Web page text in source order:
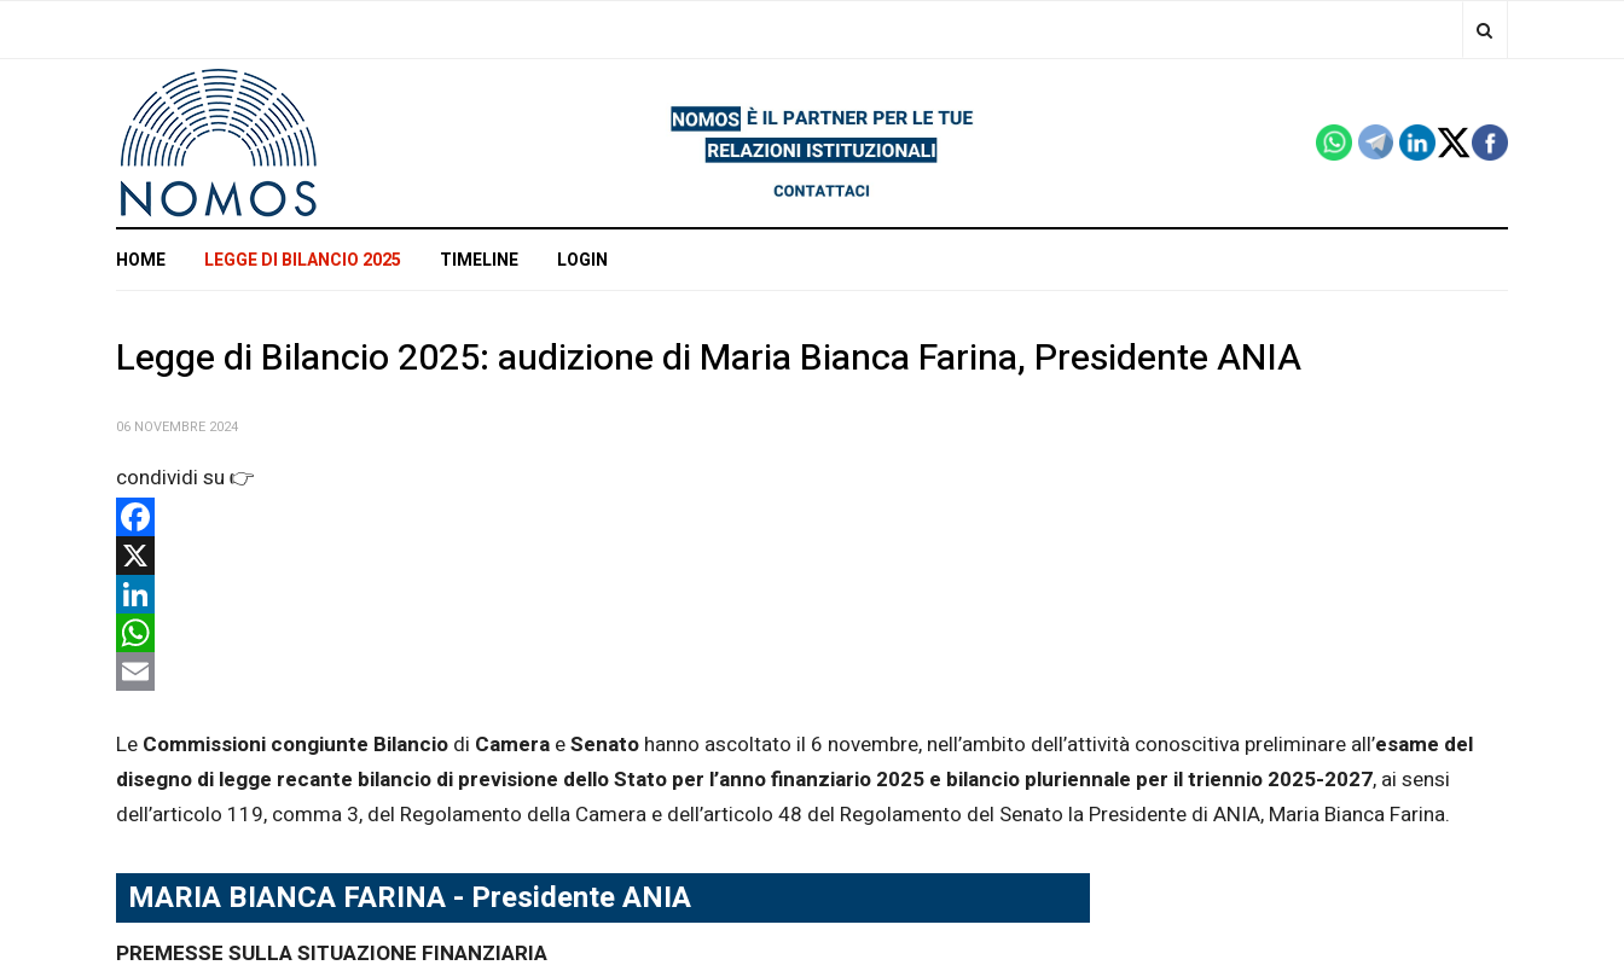
HOME LEGGE DI BILANCIO 2025 TIMELINE LOGIN
Legge di Bilancio 2025: audizione di Maria Bianca Farina, Presidente ANIA
06 NOVEMBRE 2024
Facebook
X
LinkedIn
WhatsApp
Le Commissioni congiunte Bilancio di Camera eSenato hanno ascoltato il 6 novembre, nell’ambito dell’attività conoscitiva preliminare all’esame del
disegno di legge recante bilancio di previsione dello Stato per l’anno finanziario 2025 e bilancio pluriennale per il triennio 2025-2027, ai sensi
dell’articolo 119, comma 3, del Regolamento della Camera e dell’articolo 48 del Regolamento del Senato la Presidente di ANIA, Maria Bianca Farina.
MARIA BIANCA FARINA - Presidente ANIA
PREMESSE SULLA SITUAZIONE FINANZIARIA